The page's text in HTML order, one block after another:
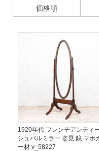
価格順
1920年代 フレンチアンティ
シュバルミラー 姿見 鏡 マホ
ー材 v_58227